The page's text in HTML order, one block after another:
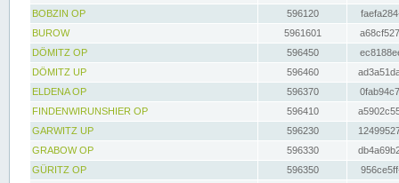
BOBZIN OP
596120
BUROW
5961601
DÖMITZ OP
596450
DÖMITZ UP
596460
ELDENA OP
596370
FINDENWIRUNSHIER OP
596410
GARWITZ UP
596230
GRABOW OP
596330
GÜRITZ OP
596350